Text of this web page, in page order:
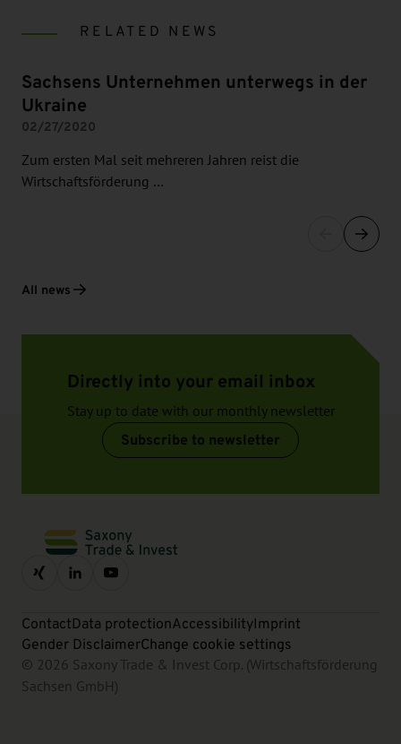
RELATED NEWS
Sachsens Unternehmen unterwegs in der
Ukraine
02/27/2020
Zum ersten Mal seit mehreren Jahren reist die
Wirtschaftsförderung …
All news
Directly into your email inbox
Stay up to date with our monthly newsletter
Subscribe to newsletter
ContactData protectionAccessibilityImprint
Gender DisclaimerChange cookie settings
© 2026 Saxony Trade & Invest Corp. (Wirtschaftsförderung
Sachsen GmbH)